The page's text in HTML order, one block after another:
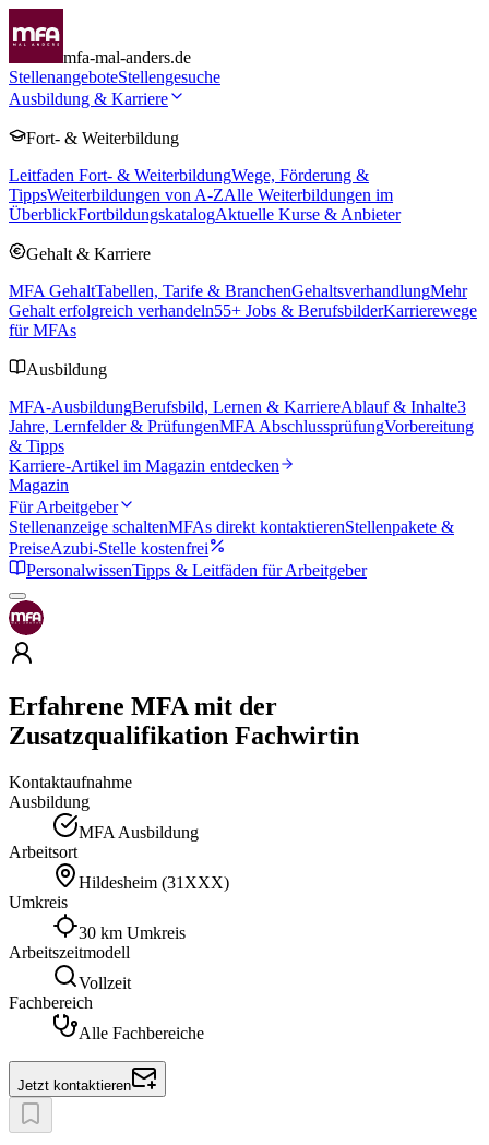
mfa-mal-anders.de
StellenangeboteStellengesuche
Ausbildung & Karriere
Fort- & Weiterbildung
Leitfaden Fort- & WeiterbildungWege, Förderung &
TippsWeiterbildungen von A-ZAlle Weiterbildungen im
ÜberblickFortbildungskatalogAktuelle Kurse & Anbieter
Gehalt & Karriere
MFA GehaltTabellen, Tarife & BranchenGehaltsverhandlungMehr
Gehalt erfolgreich verhandeln55+ Jobs & BerufsbilderKarrierewege
für MFAs
Ausbildung
MFA-AusbildungBerufsbild, Lernen & KarriereAblauf & Inhalte3
Jahre, Lernfelder & PrüfungenMFA AbschlussprüfungVorbereitung
& Tipps
Karriere-Artikel im Magazin entdecken
Magazin
Für Arbeitgeber
Stellenanzeige schaltenMFAs direkt kontaktierenStellenpakete &
PreiseAzubi-Stelle kostenfrei
PersonalwissenTipps & Leitfäden für Arbeitgeber
Erfahrene MFA mit der
Zusatzqualifikation Fachwirtin
Kontaktaufnahme
Ausbildung
MFA Ausbildung
Arbeitsort
Hildesheim (31XXX)
Umkreis
30 km Umkreis
Arbeitszeitmodell
Vollzeit
Fachbereich
Alle Fachbereiche
Jetzt kontaktieren